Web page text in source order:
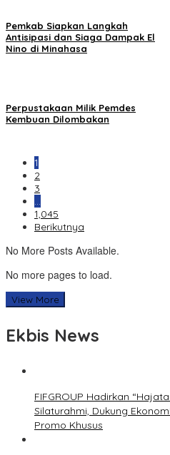
Pemkab Siapkan Langkah
Antisipasi dan Siaga Dampak El
Nino di Minahasa
Perpustakaan Milik Pemdes
Kembuan Dilombakan
1
2
3
…
1,045
Berikutnya
No More Posts Available.
No more pages to load.
View More
Ekbis News
FIFGROUP Hadirkan
Silaturahmi, Dukung
Promo Khusus